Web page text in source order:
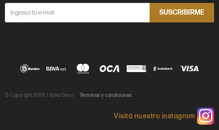
SUSCRIBIRME

© Copyright 2026 / Soho Deco Términos y condiciones